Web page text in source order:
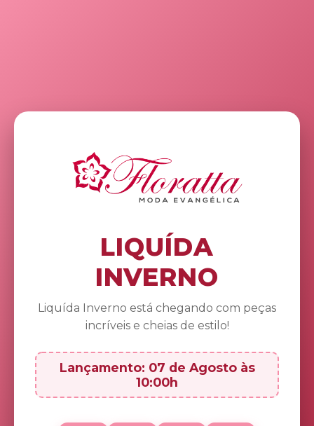
LIQUÍDA
INVERNO
Liquída Inverno está chegando com peças
incríveis e cheias de estilo!
Lançamento: 07 de Agosto às
10:00h